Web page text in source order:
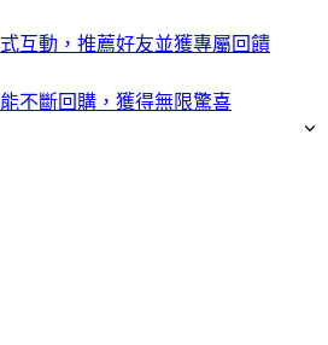
互動，推薦好友並獲專屬回饋
不斷回購，獲得無限驚喜